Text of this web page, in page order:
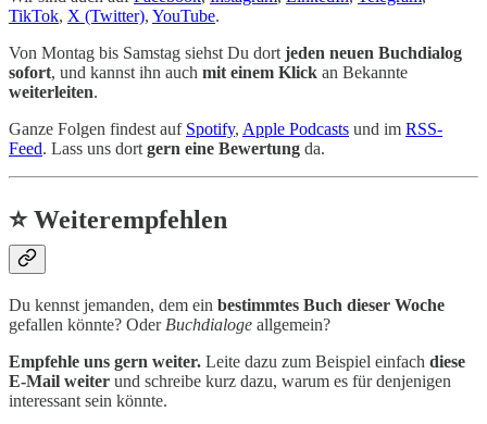
TikTok, X (Twitter), YouTube.
Von Montag bis Samstag siehst Du dort jeden neuen Buchdialog
sofort, und kannst ihn auch mit einem Klick an Bekannte
weiterleiten.
Ganze Folgen findest auf Spotify, Apple Podcasts und im RSS-
Feed. Lass uns dort gern eine Bewertung da.
⭐ Weiterempfehlen
Du kennst jemanden, dem ein bestimmtes Buch dieser Woche
gefallen könnte? Oder Buchdialoge allgemein?
Empfehle uns gern weiter. Leite dazu zum Beispiel einfach diese
E-Mail weiter und schreibe kurz dazu, warum es für denjenigen
interessant sein könnte.